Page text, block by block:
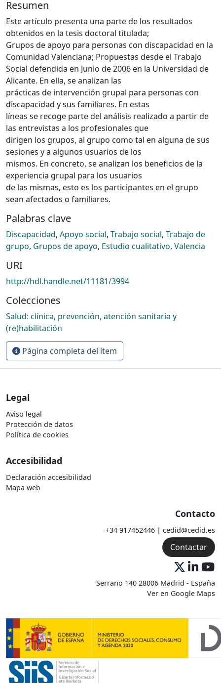
Resumen
Este artículo presenta una parte de los resultados
obtenidos en la tesis doctoral titulada;
Grupos de apoyo para personas con discapacidad en la
Comunidad Valenciana; Propuestas desde el Trabajo
Social defendida en Junio de 2006 en la Universidad de
Alicante. En ella, se analizan las
prácticas de intervención grupal para personas con
discapacidad y sus familiares. En estas
líneas se recoge parte del análisis realizado a partir de
las entrevistas a los profesionales que
dirigen los grupos, al grupo como tal en alguna de sus
sesiones y a algunos usuarios de los
mismos. En concreto, se analizan los beneficios de la
experiencia grupal para los usuarios
de las mismas, esto es los participantes en el grupo
sean afectados o familiares.
Palabras clave
Discapacidad, Apoyo social, Trabajo social, Trabajo de
grupo, Grupos de apoyo, Estudio cualitativo, Valencia
URI
http://hdl.handle.net/11181/3994
Colecciones
Salud: clínica, prevención, atención sanitaria y
(re)habilitación
Página completa del ítem
Legal
Aviso legal
Protección de datos
Política de cookies
Accesibilidad
Declaración accesibilidad
Mapa web
Contacto
+34 917452446 | cedid@cedid.es
Contactar
Serrano 140 28006 Madrid - España
Ver en Google Maps